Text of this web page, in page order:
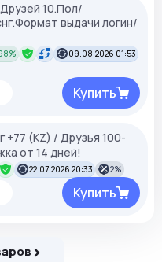
10.Пол/
выдачи логин/
09.08.2026 01:53
Купить
+77 (KZ) / Друзья 100-
от 14 дней!
22.07.2026 20:33 2%
Купить